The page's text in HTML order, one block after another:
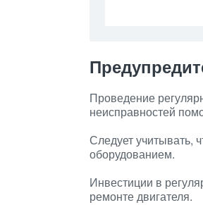
Проведение
неисправностей
Следует учитывать,
оборудованием.
Инвестиции в
ремонте двигателя.